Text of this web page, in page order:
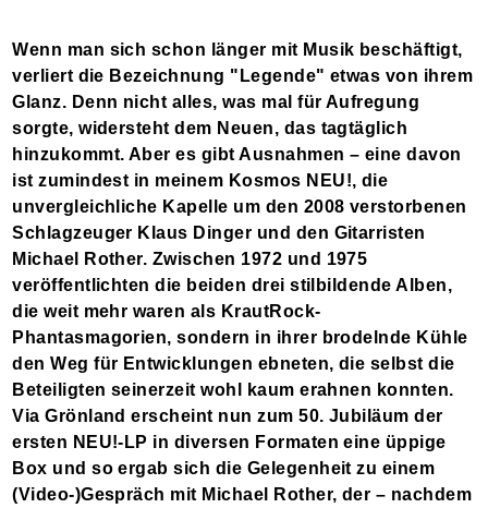
Wenn man sich schon länger mit Musik beschäftigt,
verliert die Bezeichnung "Legende" etwas von ihrem
Glanz. Denn nicht alles, was mal für Aufregung
sorgte, widersteht dem Neuen, das tagtäglich
hinzukommt. Aber es gibt Ausnahmen – eine davon
ist zumindest in meinem Kosmos NEU!, die
unvergleichliche Kapelle um den 2008 verstorbenen
Schlagzeuger Klaus Dinger und den Gitarristen
Michael Rother. Zwischen 1972 und 1975
veröffentlichten die beiden drei stilbildende Alben,
die weit mehr waren als KrautRock-
Phantasmagorien, sondern in ihrer brodelnde Kühle
den Weg für Entwicklungen ebneten, die selbst die
Beteiligten seinerzeit wohl kaum erahnen konnten.
Via Grönland erscheint nun zum 50. Jubiläum der
ersten NEU!-LP in diversen Formaten eine üppige
Box und so ergab sich die Gelegenheit zu einem
(Video-)Gespräch mit Michael Rother, der – nachdem